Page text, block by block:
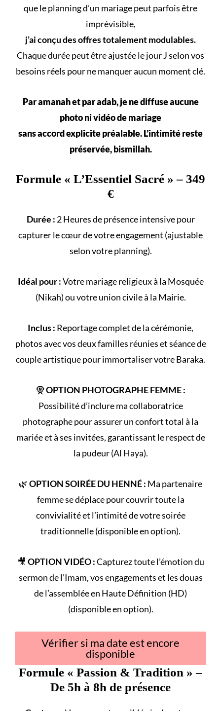
que leplanning d’un mariagepeut parfois être
imprévisible,
j’ai conçu des offres totalement modulables.
Chaque durée peut être ajustée le jour J selon vos
besoins réels pour ne manquer aucun moment clé.
Par amanah et par adab, je ne diffuse aucune
photo ni vidéo de mariage
sans accord explicite préalable. L’intimité reste
préservée, bismillah.
Formule « L’Essentiel Sacré » – 349
€
Durée : 2 Heures de présence intensive pour
capturer le cœur de votre engagement (ajustable
selon votreplanning).
Idéal pour :Votremariage religieuxà la Mosquée
(Nikah) ou votreunion civileà la Mairie.
Inclus : Reportage complet de lacérémonie,
photos avec vos deux familles réunies et séance de
couple artistique pour immortaliser votre Baraka.
🧕OPTION PHOTOGRAPHE FEMME :
Possibilité d’inclure ma collaboratrice
photographe pour assurer un confort total à la
mariée et à ses invitées, garantissant le respect de
la pudeur (Al Haya).
🌿OPTION SOIRÉE DU HENNÉ : Ma partenaire
femme se déplace pour couvrir toute la
convivialité et l’intimité de votresoirée
traditionnelle(disponible en option).
🎥 OPTION VIDÉO :Capturez toute l’émotion du
sermon de l’Imam, vos engagements et les douas
de l’assemblée en Haute Définition (HD)
(disponible en option).
Vérifier si ma date est encore
disponible
Formule « Passion & Tradition » –
De 5h à 8h de présence